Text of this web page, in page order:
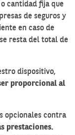
cantidad fija que
de seguros y
en caso de
resta del total de
dispositivo,
proporcional al
opcionales contra
prestaciones.